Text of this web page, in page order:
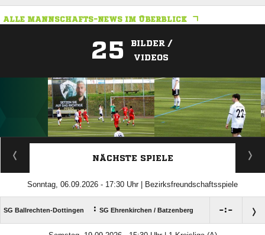
ALLE MANNSCHAFTS-NEWS IM ÜBERBLICK
25
BILDER /
VIDEOS
ANZEIGE
NÄCHSTE SPIELE
Sonntag, 06.09.2026 - 17:30 Uhr | Bezirksfreundschaftsspiele
SG Ballrechten-Dottingen : SG Ehrenkirchen /​ Batzenberg :